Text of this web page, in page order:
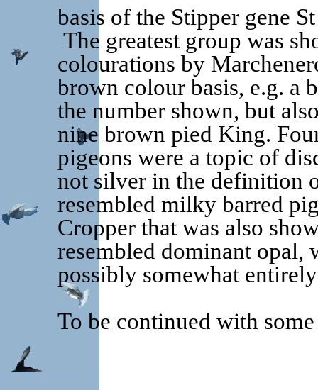
basis of the Stipper gene
The greatest group was
colourations by
brown colour basis, e.g. a
the number shown, but
nine brown pied King.
pigeons were a topic of
not silver in the definition
resembled milky barred
Cropper that was also
resembled dominant opal,
possibly somewhat
To be continued with